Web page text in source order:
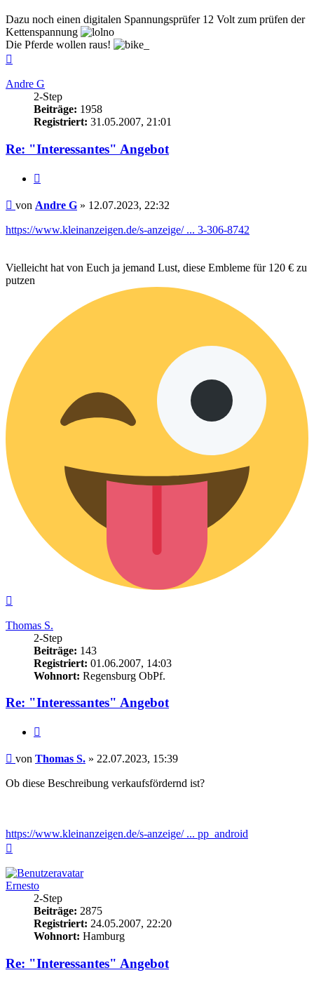
Dazu noch einen digitalen Spannungsprüfer 12 Volt zum prüfen der
Kettenspannung
Die Pferde wollen raus!
Andre G
2-Step
Beiträge: 1958
Registriert: 31.05.2007, 21:01
Re: "Interessantes" Angebot
Beitrag
von Andre G » 12.07.2023, 22:32
https://www.kleinanzeigen.de/s-anzeige/ ... 3-306-8742
Vielleicht hat von Euch ja jemand Lust, diese Embleme für 120 € zu
putzen
Thomas S.
2-Step
Beiträge: 143
Registriert: 01.06.2007, 14:03
Wohnort: Regensburg ObPf.
Re: "Interessantes" Angebot
Beitrag
von Thomas S. » 22.07.2023, 15:39
Ob diese Beschreibung verkaufsfördernd ist?
https://www.kleinanzeigen.de/s-anzeige/ ... pp_android
Ernesto
2-Step
Beiträge: 2875
Registriert: 24.05.2007, 22:20
Wohnort: Hamburg
Re: "Interessantes" Angebot